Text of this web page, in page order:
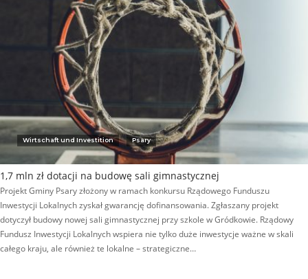
Wirtschaft und Investition Psary
1,7 mln zł dotacji na budowę sali gimnastycznej
Projekt Gminy Psary złożony w ramach konkursu Rządowego Funduszu
Inwestycji Lokalnych zyskał gwarancję dofinansowania. Zgłaszany projekt
dotyczył budowy nowej sali gimnastycznej przy szkole w Gródkowie. Rządowy
Fundusz Inwestycji Lokalnych wspiera nie tylko duże inwestycje ważne w skali
całego kraju, ale również te lokalne – strategiczne…